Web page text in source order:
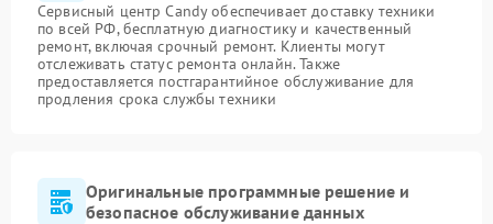
Сервисный центр Candy обеспечивает доставку техники
по всей РФ, бесплатную диагностику и качественный
ремонт, включая срочный ремонт. Клиенты могут
отслеживать статус ремонта онлайн. Также
предоставляется постгарантийное обслуживание для
продления срока службы техники
Оригинальные программные решение и
безопасное обслуживание данных